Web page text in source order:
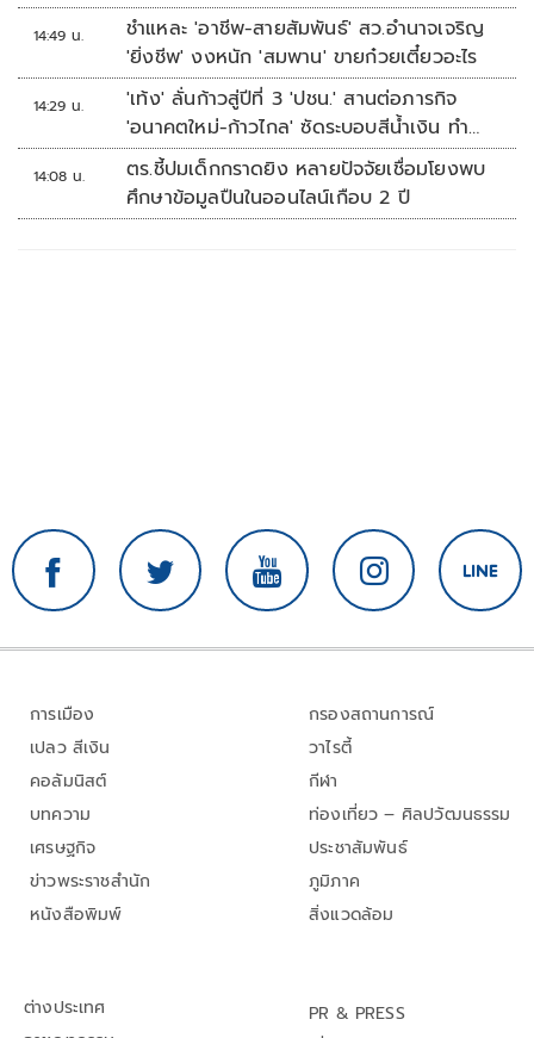
เหตุ
14:49 น.
ชำแหละ 'อาชีพ-สายสัมพันธ์' สว.อำนาจเจริญ
'ยิ่งชีพ' งงหนัก 'สมพาน' ขายก๋วยเตี๋ยวอะไร
14:29 น.
'เท้ง' ลั่นก้าวสู่ปีที่ 3 'ปชน.' สานต่อภารกิจ
'อนาคตใหม่-ก้าวไกล' ซัดระบอบสีน้ำเงิน ทำ
หลักนิติรัฐ-นิติธรรมสั่นคลอน
14:08 น.
ตร.ชี้ปมเด็กกราดยิง หลายปัจจัยเชื่อมโยงพบ
ศึกษาข้อมูลปืนในออนไลน์เกือบ 2 ปี
การเมือง
เปลว สีเงิน
คอลัมนิสต์
บทความ
เศรษฐกิจ
ข่าวพระราชสำนัก
หนังสือพิมพ์
กรองสถานการณ์
วาไรตี้
กีฬา
ท่องเที่ยว – ศิลปวัฒนธรรม
ประชาสัมพันธ์
ภูมิภาค
สิ่งแวดล้อม
ต่างประเทศ
PR & PRESS